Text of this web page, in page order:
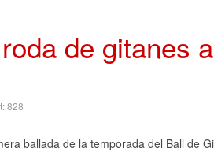
de gitanes
828
ballada de la temporada del Ball de